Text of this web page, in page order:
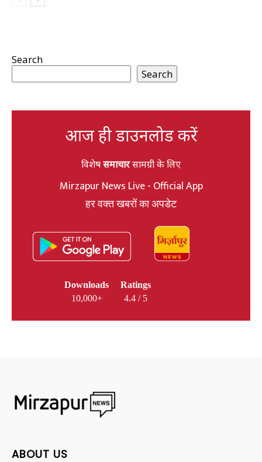
Search
Search
आज ही डाउनलोड करें
विशेषसमाचारसामग्री के लिए
Mirzapur News Live - Official App
हर वक्त खबरों का अपडेट
Downloads
10,000+
Ratings
4.4 / 5
ABOUT US